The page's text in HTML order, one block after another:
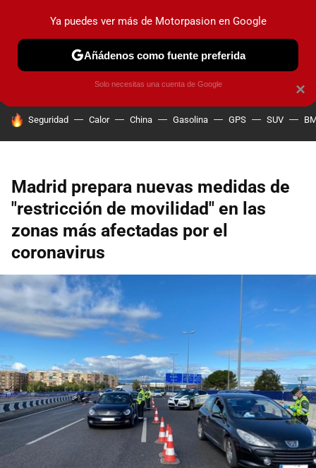
PRUEBAS COCHES ELÉCTRICOS OBSERVATORIO
HOY SE HABLA DE
Seguridad Calor China Gasolina GPS SUV
Madrid prepara nuevas medidas de
"restricción de movilidad" en las
zonas más afectadas por el
coronavirus
×
Ya puedes ver más de Motorpasion en Google
Añádenos como fuente preferida
Solo necesitas una cuenta de Google